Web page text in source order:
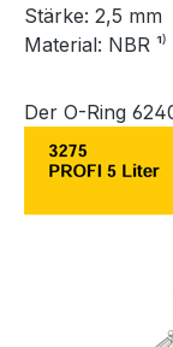
Stärke: 2,5 mm
Material: NBR ¹⁾
Der O-Ring